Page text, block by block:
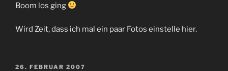
Boom los ging
Wird Zeit, dass ich mal ein paar Fotos einstelle hier.
VERÖFFENTLICHT
26. FEBRUAR 2007